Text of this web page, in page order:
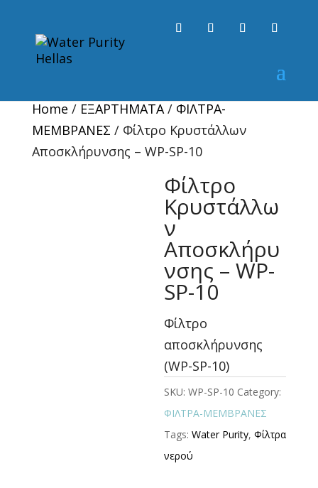
Home / ΕΞΑΡΤΗΜΑΤΑ/ ΦΙΛΤΡΑ-
ΜΕΜΒΡΑΝΕΣ / Φίλτρο Κρυστάλλων
Αποσκλήρυνσης – WP-SP-10
Φίλτρο
Κρυστάλλω
ν
Αποσκλήρυ
νσης – WP-
SP-10
Φίλτρο
αποσκλήρυνσης
(WP-SP-10)
SKU:WP-SP-10 Category:
ΦΙΛΤΡΑ-ΜΕΜΒΡΑΝΕΣ
Tags:Water Purity,Φίλτρα
νερού